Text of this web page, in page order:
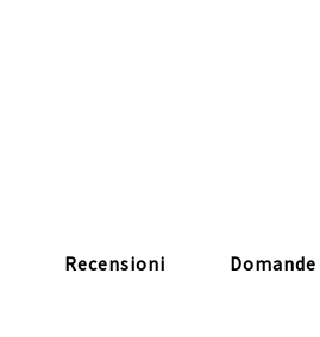
Recensioni Domande